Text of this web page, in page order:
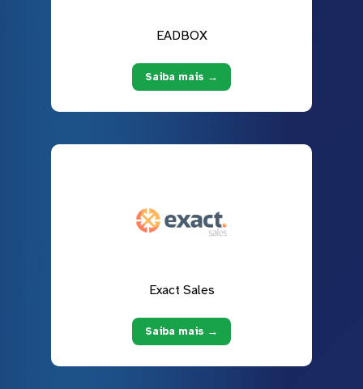
EADBOX
Saiba mais →
Exact Sales
Saiba mais →